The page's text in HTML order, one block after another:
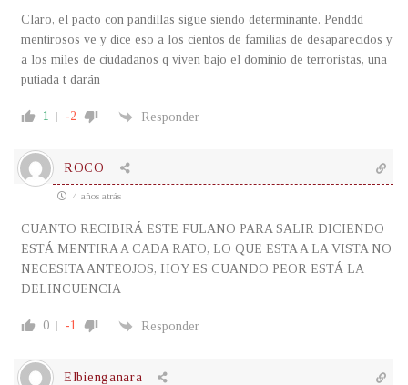
Claro, el pacto con pandillas sigue siendo determinante. Penddd
mentirosos ve y dice eso a los cientos de familias de desaparecidos y
a los miles de ciudadanos q viven bajo el dominio de terroristas, una
putiada t darán
1 -2 Responder
ROCO
4 años atrás
CUANTO RECIBIRÁ ESTE FULANO PARA SALIR DICIENDO
ESTÁ MENTIRA A CADA RATO, LO QUE ESTA A LA VISTA NO
NECESITA ANTEOJOS, HOY ES CUANDO PEOR ESTÁ LA
DELINCUENCIA
0 -1 Responder
Elbienganara